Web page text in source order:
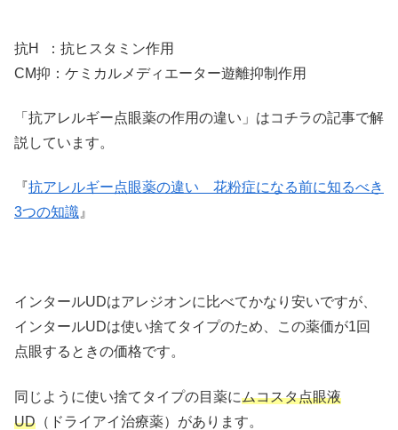
抗H ：抗ヒスタミン作用
CM抑：ケミカルメディエーター遊離抑制作用
「抗アレルギー点眼薬の作用の違い」はコチラの記事で解
説しています。
『抗アレルギー点眼薬の違い 花粉症になる前に知るべき
3つの知識 』
インタールUDはアレジオンに比べてかなり安いですが、
インタールUDは使い捨てタイプのため、この薬価が1回
点眼するときの価格です。
同じように使い捨てタイプの目薬にムコスタ点眼液
UD （ドライアイ治療薬）があります。